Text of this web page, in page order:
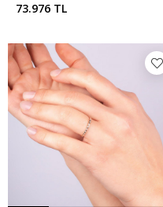
73.976 TL